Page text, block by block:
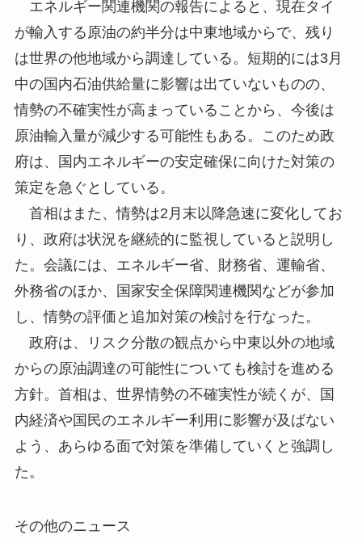
エネルギー関連機関の報告によると、現在タイ
が輸入する原油の約半分は中東地域からで、残り
は世界の他地域から調達している。短期的には3月
中の国内石油供給量に影響は出ていないものの、
情勢の不確実性が高まっていることから、今後は
原油輸入量が減少する可能性もある。このため政
府は、国内エネルギーの安定確保に向けた対策の
策定を急ぐとしている。
首相はまた、情勢は2月末以降急速に変化してお
り、政府は状況を継続的に監視していると説明し
た。会議には、エネルギー省、財務省、運輸省、
外務省のほか、国家安全保障関連機関などが参加
し、情勢の評価と追加対策の検討を行なった。
政府は、リスク分散の観点から中東以外の地域
からの原油調達の可能性についても検討を進める
方針。首相は、世界情勢の不確実性が続くが、国
内経済や国民のエネルギー利用に影響が及ばない
よう、あらゆる面で対策を準備していくと強調し
た。
その他のニュース